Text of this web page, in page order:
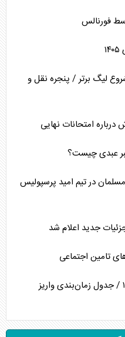
فورنالس
لیگ برتر / پنجره نقل و
امتحانات نهایی
عبدی چیست؟
در تیم امید پرسپولیس
جدید اعلام شد
تامین اجتماعی
تغییر زمان واریز کالابرگ مرداد ۱۴۰۵ / جدول زمان‌بندی واریز